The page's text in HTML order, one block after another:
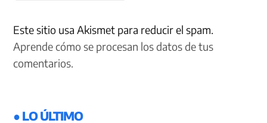
Este sitio usa Akismet para reducir el spam.
Aprende cómo se procesan los datos de tus
comentarios.
● LO ÚLTIMO